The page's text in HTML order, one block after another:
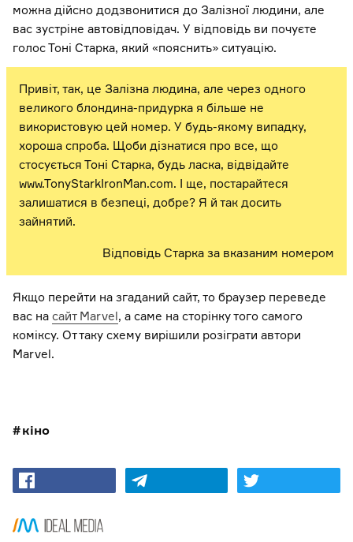
можна дійсно додзвонитися до Залізної людини, але
вас зустріне автовідповідач. У відповідь ви почуєте
голос Тоні Старка, який «пояснить» ситуацію.
Привіт, так, це Залізна людина, але через одного
великого блондина-придурка я більше не
використовую цей номер. У будь-якому випадку,
хороша спроба. Щоби дізнатися про все, що
стосується Тоні Старка, будь ласка, відвідайте
www.TonyStarkIronMan.com. І ще, постарайтеся
залишатися в безпеці, добре? Я й так досить
зайнятий.
Відповідь Старка за вказаним номером
Якщо перейти на згаданий сайт, то браузер переведе
вас на сайт Marvel, а саме на сторінку того самого
коміксу. От таку схему вирішили розіграти автори
Marvel.
кіно